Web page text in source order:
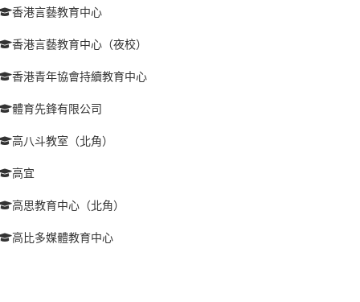
香港言藝教育中心
香港言藝教育中心（夜校）
香港青年協會持續教育中心
體育先鋒有限公司
高八斗教室（北角）
高宜
高思教育中心（北角）
高比多媒體教育中心